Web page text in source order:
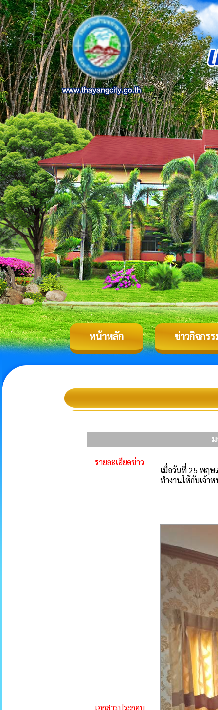
หน้าหลัก ข่าวกิจกรร
รายละเอียดข่าว
เมื่อวันที่ 25 พฤษ
ทำงานให้กับเจ้า
เอกสารประกอบ